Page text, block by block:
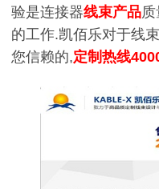
验是连接器线束产品
的工作.凯佰乐对于线
您信赖的,定制热线